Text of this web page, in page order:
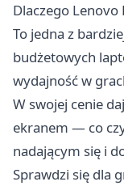
Dlaczego
To jedna z
budżetowych
wydajność w
W swojej cenie
ekranem — co
nadającym się i
Sprawdzi się dla